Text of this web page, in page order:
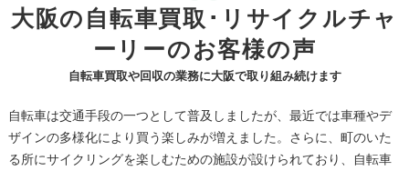
自転車買取や回収の業務に大阪で取り組み続けます
大阪の自転車買取･リサイクルチャ
ーリーのお客様の声
自転車は交通手段の一つとして普及しましたが、最近では車種やデ
ザインの多様化により買う楽しみが増えました。さらに、町のいた
る所にサイクリングを楽しむための施設が設けられており、自転車